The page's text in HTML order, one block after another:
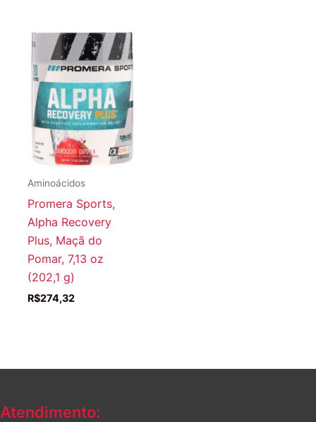
Aminoácidos
Promera Sports,
Alpha Recovery
Plus, Maçã do
Pomar, 7,13 oz
(202,1 g)
R$274,32
Atendimento: